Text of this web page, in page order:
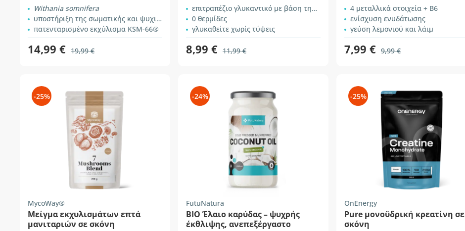
Withania somnifera
υποστήριξη της σωματικής και ψυχικής απόδοσης
πατενταρισμένο εκχύλισμα KSM-66®
14,99 € 19,99 €
επιτραπέζιο γλυκαντικό με βάση την ερυθριτόλη
0 θερμίδες
γλυκαθείτε χωρίς τύψεις
8,99 € 11,99 €
4 μεταλλικά στοιχεία + B6
ενίσχυση ενυδάτωσης
γεύση λεμονιού και λάιμ
7,99 € 9,99 €
-25%
MycoWay®
Μείγμα εκχυλισμάτων επτά
μανιταριών σε σκόνη
-24%
FutuNatura
BIO Έλαιο καρύδας – ψυχρής
έκθλιψης, ανεπεξέργαστο
-25%
OnEnergy
Pure μονοϋδρική κρεατίνη σε
σκόνη